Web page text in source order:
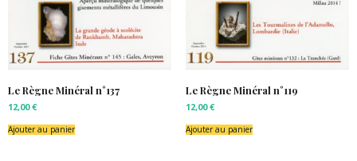
Le Règne Minéral n°137
12,00€
Ajouter au panier
Le Règne Minéral n°119
12,00€
Ajouter au panier